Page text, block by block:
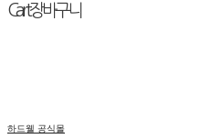
Cart장바구니
하드웰 공식몰